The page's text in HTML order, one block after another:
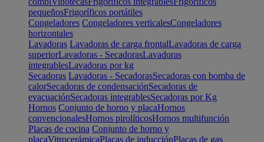
pequeñosFrigoríficos portátiles
Congeladores Congeladores verticalesCongeladores
horizontales
Lavadoras Lavadoras de carga frontalLavadoras de carga
superiorLavadoras - SecadorasLavadoras
integrablesLavadoras por kg
Secadoras Lavadoras - SecadorasSecadoras con bomba de
calorSecadoras de condensaciónSecadoras de
evacuaciónSecadoras integrablesSecadoras por Kg
Hornos Conjunto de horno y placaHornos
convencionalesHornos pirolíticosHornos multifunción
Placas de cocina Conjunto de horno y
placaVitrocerámicaPlacas de inducciónPlacas de gas